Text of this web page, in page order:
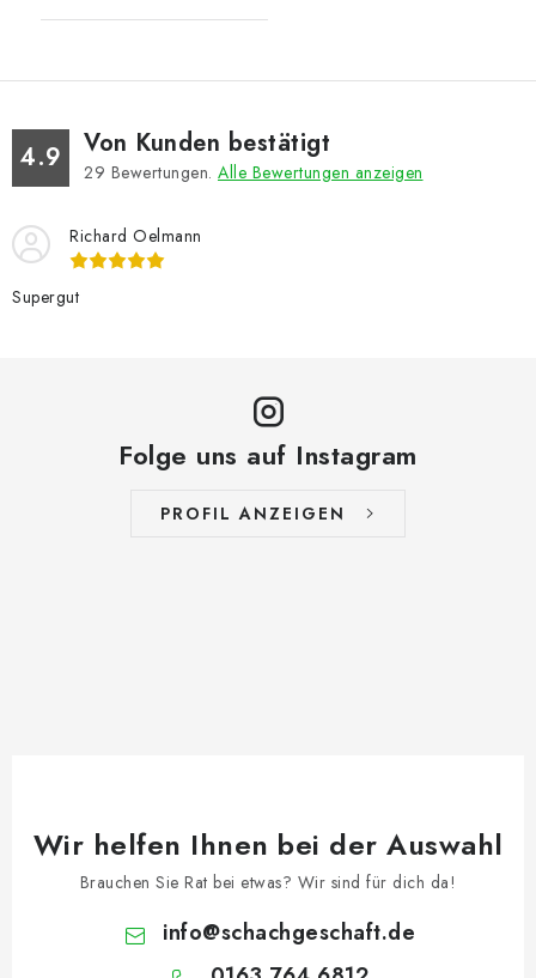
4.9 Von Kunden bestätigt
29 Bewertungen. Alle Bewertungen anzeigen
Richard Oelmann
Supergut
Folge uns auf Instagram
PROFIL ANZEIGEN
Wir helfen Ihnen bei der Auswahl
Brauchen Sie Rat bei etwas? Wir sind für dich da!
info@schachgeschaft.de